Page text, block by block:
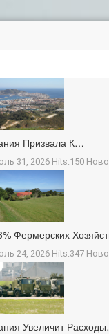
Призвала К…
31, 2026 Hits:150
Фермерских
24, 2026 Hits:347
Увеличит